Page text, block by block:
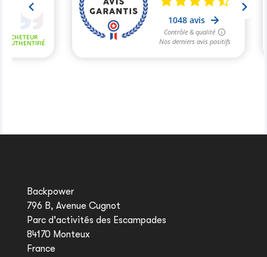
Backpower
796 B, Avenue Cugnot
Parc d'activités des Escampades
84170 Monteux
France